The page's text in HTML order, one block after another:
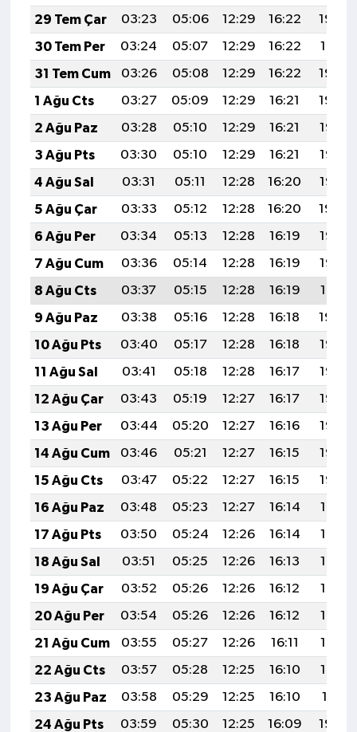
29 Tem Çar
03:23 05:06 12:29 16:22
19:42
30 Tem Per
03:24 05:07 12:29 16:22
19:41
31 Tem Cum
03:26 05:08 12:29 16:22
19:40
1 Ağu Cts
03:27 05:09 12:29 16:21
19:39
2 Ağu Paz
03:28 05:10 12:29 16:21
19:38
3 Ağu Pts
03:30 05:10 12:29 16:21
19:37
4 Ağu Sal
03:31 05:11 12:28 16:20
19:36
5 Ağu Çar
03:33 05:12 12:28 16:20
19:34
6 Ağu Per
03:34 05:13 12:28 16:19
19:33
7 Ağu Cum
03:36 05:14 12:28 16:19
19:32
8 Ağu Cts
03:37 05:15 12:28 16:19
19:31
9 Ağu Paz
03:38 05:16 12:28 16:18
19:30
10 Ağu Pts
03:40 05:17 12:28 16:18
19:28
11 Ağu Sal
03:41 05:18 12:28 16:17
19:27
12 Ağu Çar
03:43 05:19 12:27 16:17
19:26
13 Ağu Per
03:44 05:20 12:27 16:16
19:25
14 Ağu Cum
03:46 05:21 12:27 16:15
19:23
15 Ağu Cts
03:47 05:22 12:27 16:15
19:22
16 Ağu Paz
03:48 05:23 12:27 16:14
19:21
17 Ağu Pts
03:50 05:24 12:26 16:14
19:19
18 Ağu Sal
03:51 05:25 12:26 16:13
19:18
19 Ağu Çar
03:52 05:26 12:26 16:12
19:17
20 Ağu Per
03:54 05:26 12:26 16:12
19:15
21 Ağu Cum
03:55 05:27 12:26 16:11
19:14
22 Ağu Cts
03:57 05:28 12:25 16:10
19:12
23 Ağu Paz
03:58 05:29 12:25 16:10
19:11
24 Ağu Pts
03:59 05:30 12:25 16:09
19:09